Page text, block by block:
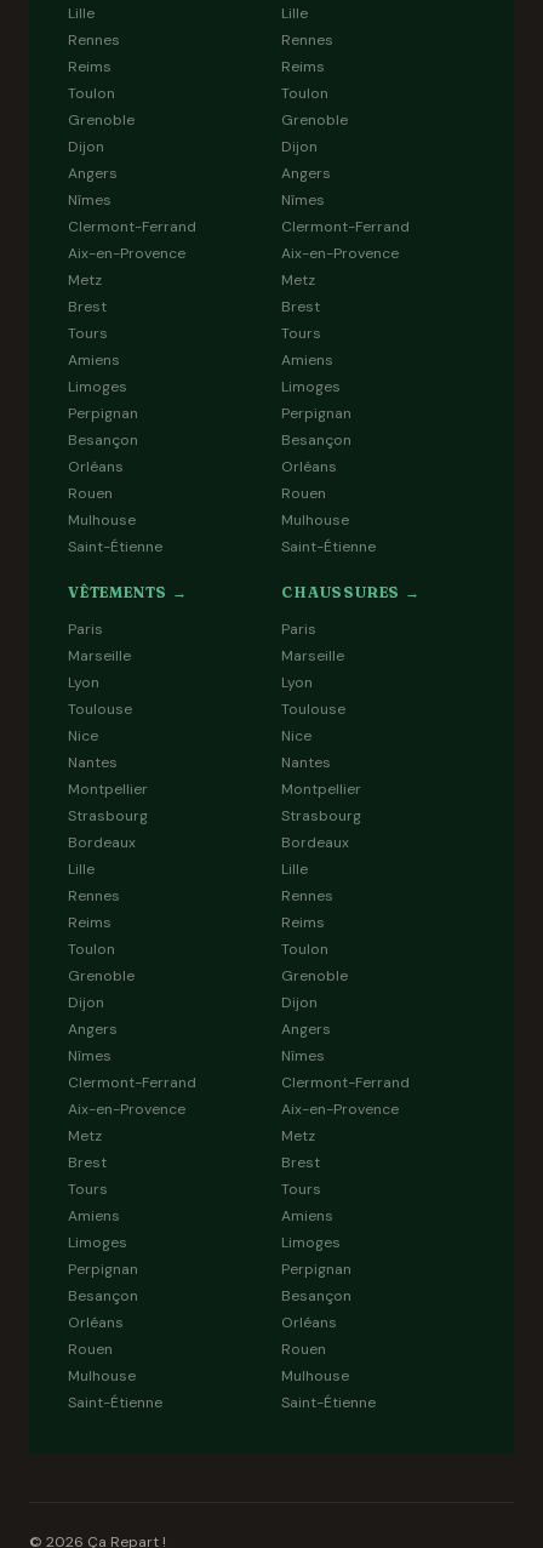
Lille
Rennes
Reims
Toulon
Grenoble
Dijon
Angers
Nîmes
Clermont-Ferrand
Aix-en-Provence
Metz
Brest
Tours
Amiens
Limoges
Perpignan
Besançon
Orléans
Rouen
Mulhouse
Saint-Étienne
Lille
Rennes
Reims
Toulon
Grenoble
Dijon
Angers
Nîmes
Clermont-Ferrand
Aix-en-Provence
Metz
Brest
Tours
Amiens
Limoges
Perpignan
Besançon
Orléans
Rouen
Mulhouse
Saint-Étienne
VÊTEMENTS →
Paris
Marseille
Lyon
Toulouse
Nice
Nantes
Montpellier
Strasbourg
Bordeaux
Lille
Rennes
Reims
Toulon
Grenoble
Dijon
Angers
Nîmes
Clermont-Ferrand
Aix-en-Provence
Metz
Brest
Tours
Amiens
Limoges
Perpignan
Besançon
Orléans
Rouen
Mulhouse
Saint-Étienne
CHAUSSURES →
Paris
Marseille
Lyon
Toulouse
Nice
Nantes
Montpellier
Strasbourg
Bordeaux
Lille
Rennes
Reims
Toulon
Grenoble
Dijon
Angers
Nîmes
Clermont-Ferrand
Aix-en-Provence
Metz
Brest
Tours
Amiens
Limoges
Perpignan
Besançon
Orléans
Rouen
Mulhouse
Saint-Étienne
© 2026 Ça Repart !